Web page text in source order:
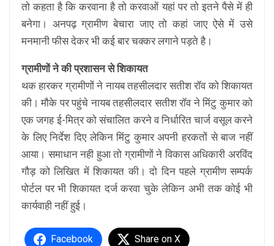
तो कहता है कि करवाना है तो करवाओं यहां पर तो इतने पैसे में ही
बनेगा। अनपढ़ ग्रामीण बेचारा जाए तो कहां जाए ऐसे में उसे
मनमानी फीस देकर भी कई बार चक्कर लगाने पड़ते है।
ग्रामीणों ने की प्रशासन से शिकायत
थक हारकर ग्रामीणों ने नायब तहसीलदार सतीश रॉव को शिकायत
की। मौके पर पहुंचे नायब तहसीलदार सतीश रॉव ने मिंटु कुमार को
एक जगह ई-मित्र को संचालित करने व निर्धारित चार्ज वसूल करने
के लिए निर्देश दिए लेकिन मिंटु कुमार अपनी हरकतों से बाज नहीं
आया। समाधान नही हुआ तो ग्रामीणों ने विकास अधिकारी अरविंद
गौड़ को लिखित में शिकायत की। दो दिन पहले ग्रामीण सम्पर्क
पोर्टल पर भी शिकायत दर्ज करवा चुके लेकिन अभी तक कोई भी
कार्यवाही नहीं हुई।
Facebook Share on X